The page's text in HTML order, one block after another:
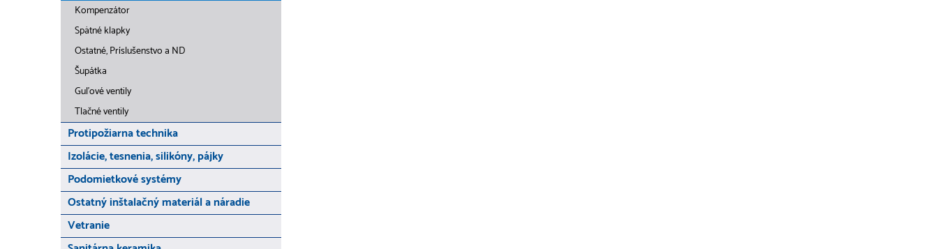
Kompenzátor
Spätné klapky
Ostatné, Príslušenstvo a ND
Šupátka
Guľové ventily
Tlačné ventily
Protipožiarna technika
Izolácie, tesnenia, silikóny, pájky
Podomietkové systémy
Ostatný inštalačný materiál a náradie
Vetranie